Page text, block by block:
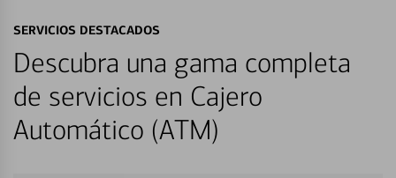
SERVICIOS DESTACADOS
Descubra una gama completa
de servicios en Cajero
Automático (ATM)